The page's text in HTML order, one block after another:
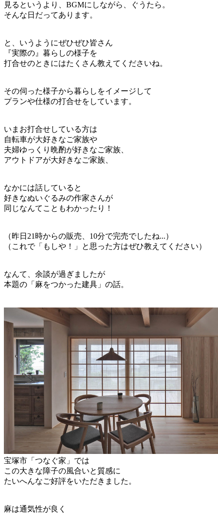
見るというより、BGMにしながら、ぐうたら。
そんな日だってあります。
と、いうようにぜひぜひ皆さん
『実際の』暮らしの様子を
打合せのときにはたくさん教えてくださいね。
その伺った様子から暮らしをイメージして
プランや仕様の打合せをしています。
いまお打合せしている方は
自転車が大好きなご家族や
夫婦ゆっくり晩酌が好きなご家族、
アウトドアが大好きなご家族、
なかには話していると
好きなぬいぐるみの作家さんが
同じなんてこともわかったり！
（昨日21時からの販売、10分で完売でしたね...）
（これで「もしや！」と思った方はぜひ教えてください）
なんて、余談が過ぎましたが
本題の「麻をつかった建具」の話。
宝塚市「つなぐ家」では
この大きな障子の風合いと質感に
たいへんなご好評をいただきました。
麻は通気性が良く